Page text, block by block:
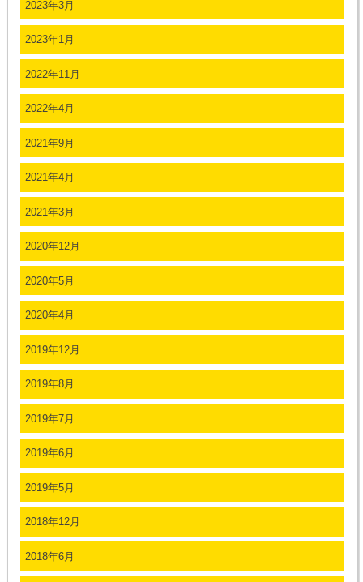
2023年3月
2023年1月
2022年11月
2022年4月
2021年9月
2021年4月
2021年3月
2020年12月
2020年5月
2020年4月
2019年12月
2019年8月
2019年7月
2019年6月
2019年5月
2018年12月
2018年6月